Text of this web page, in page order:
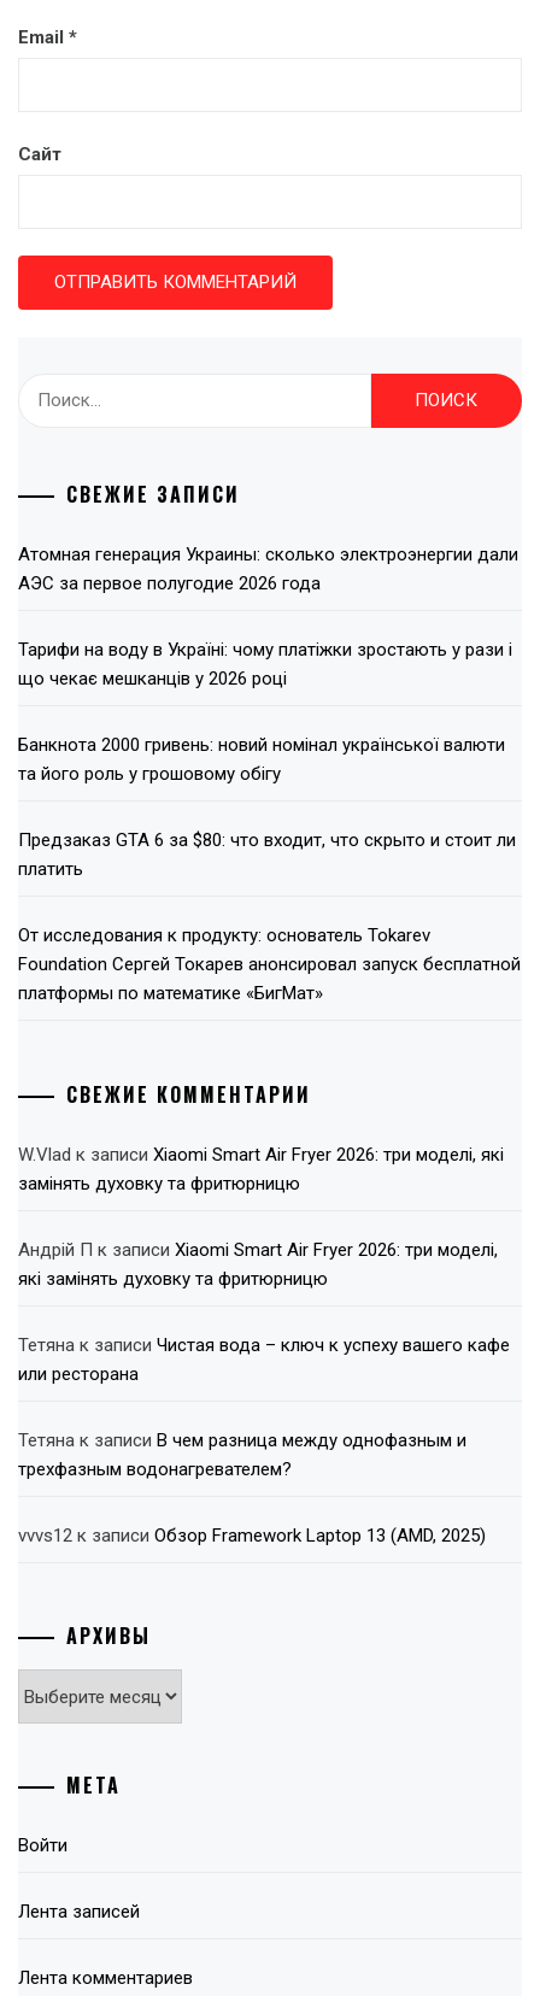
Email *
Сайт
СВЕЖИЕ ЗАПИСИ
Атомная генерация Украины: сколько электроэнергии дали
АЭС за первое полугодие 2026 года
Тарифи на воду в Україні: чому платіжки зростають у рази і
що чекає мешканців у 2026 році
Банкнота 2000 гривень: новий номінал української валюти
та його роль у грошовому обігу
Предзаказ GTA 6 за $80: что входит, что скрыто и стоит ли
платить
От исследования к продукту: основатель Tokarev
Foundation Сергей Токарев анонсировал запуск бесплатной
платформы по математике «БигМат»
СВЕЖИЕ КОММЕНТАРИИ
W.Vlad к записи Xiaomi Smart Air Fryer 2026: три моделі, які
замінять духовку та фритюрницю
Андрій П к записи Xiaomi Smart Air Fryer 2026: три моделі,
які замінять духовку та фритюрницю
Тетяна к записи Чистая вода – ключ к успеху вашего кафе
или ресторана
Тетяна к записи В чем разница между однофазным и
трехфазным водонагревателем?
vvvs12 к записи Обзор Framework Laptop 13 (AMD, 2025)
АРХИВЫ
Архивы
МЕТА
Войти
Лента записей
Лента комментариев